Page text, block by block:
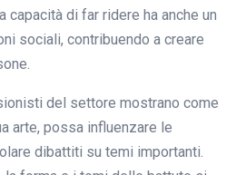
capacità di far ridere ha anche un
sociali, contribuendo a creare
del settore mostrano come
arte, possa influenzare le
dibattiti su temi importanti.